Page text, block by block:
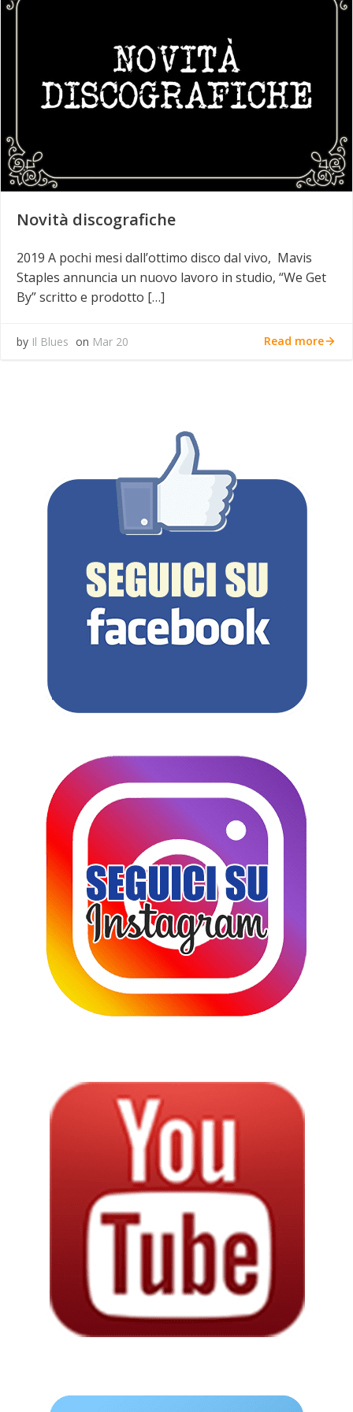
Novità discografiche
2019 A pochi mesi dall’ottimo disco dal vivo, Mavis
Staples annuncia un nuovo lavoro in studio, “We Get
By” scritto e prodotto […]
by Il Blues on Mar 20 Read more